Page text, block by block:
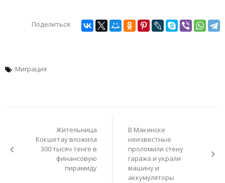
Поделиться:
Миграция
записям
Жительница
Кокшетау вложила
300 тысяч тенге в
финансовую
пирамиду
В Макинске
неизвестные
проломили стену
гаража и украли
машину и
аккумуляторы